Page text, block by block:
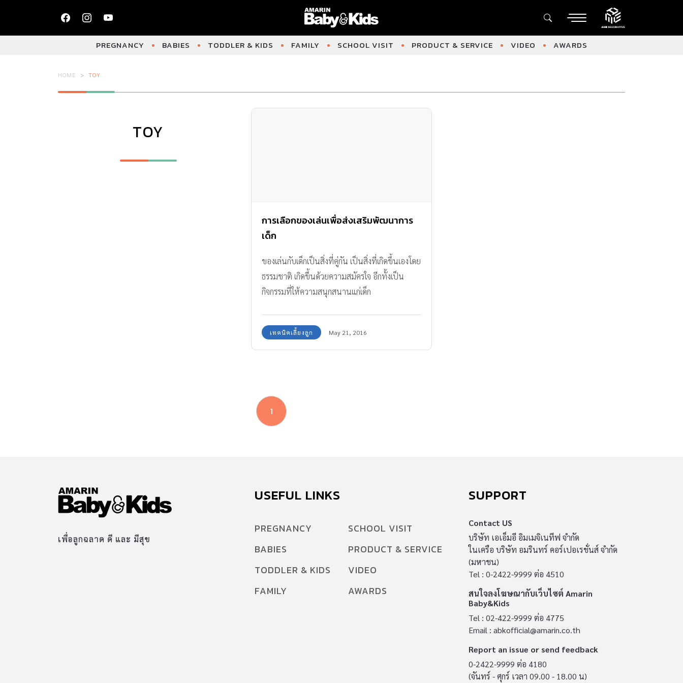
PREGNANCY BABIES TODDLER & KIDS FAMILY SCHOOL VISIT PRODUCT & SERVICE VIDEO AWARDS
HOME TOY
TOY
การเลือกของเล่นเพื่อส่งเสริมพัฒนาการ
เด็ก
ของเล่นกับเด็กเป็นสิ่งที่คู่กัน เป็นสิ่งที่เกิดขึ้นเองโดย
ธรรมชาติ เกิดขึ้นด้วยความสมัครใจ อีกทั้งเป็น
กิจกรรมที่ให้ความสนุกสนานแก่เด็ก
เทคนิคเลี้ยงลูก May 21, 2016
1
เพื่อลูกฉลาด ดี และ มีสุข
USEFUL LINKS
PREGNANCY
BABIES
TODDLER & KIDS
FAMILY
SCHOOL VISIT
PRODUCT & SERVICE
VIDEO
AWARDS
SUPPORT
Contact US
บริษัท เอเอ็มอี อิมเมจิเนทีฟ จำกัด
ในเครือ บริษัท อมรินทร์ คอร์เปอเรชั่นส์ จำกัด
(มหาชน)
Tel : 0-2422-9999 ต่อ 4510
สนใจลงโฆษณากับเว็บไซต์ Amarin
Baby&Kids
Tel : 02-422-9999 ต่อ 4775
Email : abkofficial@amarin.co.th
Report an issue or send feedback
0-2422-9999 ต่อ 4180
(จันทร์ - ศุกร์ เวลา 09.00 - 18.00 น)